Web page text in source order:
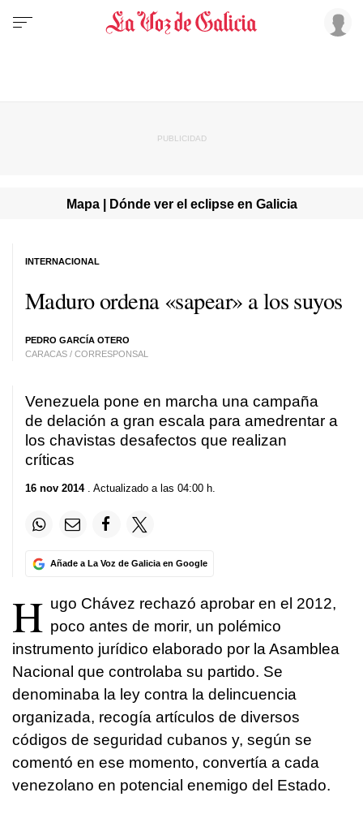
Mapa | Dónde ver el eclipse en Galicia
Maduro ordena «sapear» a los suyos
PEDRO GARCÍA OTERO
CARACAS / CORRESPONSAL
INTERNACIONAL
Venezuela pone en marcha una campaña
de delación a gran escala para amedrentar a
los chavistas desafectos que realizan
críticas
16 nov 2014. Actualizado a las 04:00 h.
Añade a La Voz de Galicia en Google
H ugo Chávez rechazó aprobar en el 2012,
poco antes de morir, un polémico
instrumento jurídico elaborado por la Asamblea
Nacional que controlaba su partido. Se
denominaba la ley contra la delincuencia
organizada, recogía artículos de diversos
códigos de seguridad cubanos y, según se
comentó en ese momento, convertía a cada
venezolano en potencial enemigo del Estado.